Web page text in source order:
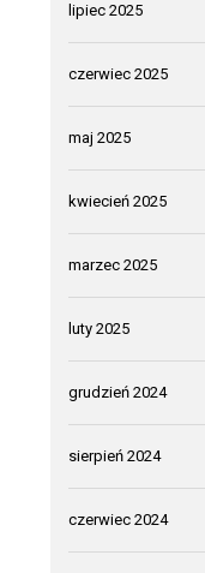
lipiec 2025
czerwiec 2025
maj 2025
kwiecień 2025
marzec 2025
luty 2025
grudzień 2024
sierpień 2024
czerwiec 2024